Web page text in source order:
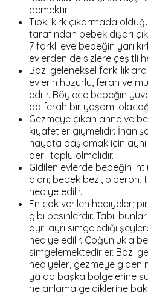
demektir.
Tıpkı kırk çıkarmada
tarafından bebek dışarı
7 farklı eve bebeğin yarı
evlerden de sizlere çeşitli
Bazı geleneksel
evlerin huzurlu, ferah ve
edilir. Böylece bebeğin
da ferah bir yaşamı
Gezmeye çıkan anne ve
kıyafetler giymelidir.
hayata başlamak için
derli toplu olmalıdır.
Gidilen evlerde bebeğin
olan; bebek bezi, biberon,
hediye edilir.
En çok verilen hediyeler;
gibi besinlerdir. Tabii
ayrı ayrı simgelediği
hediye edilir. Çoğunlukla
simgelemektedirler. Bazı
hediyeler, gezmeye giden
ya da başka bölgelerine
ne anlama geldiklerine